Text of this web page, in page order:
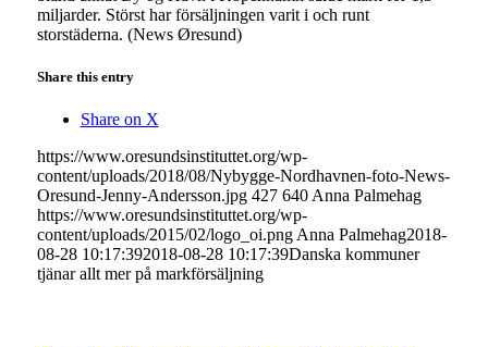
miljarder. Störst har försäljningen varit i och runt
storstäderna. (News Øresund)
Share this entry
Share on X
https://www.oresundsinstituttet.org/wp-
content/uploads/2018/08/Nybygge-Nordhavnen-foto-News-
Oresund-Jenny-Andersson.jpg 427 640 Anna Palmehag
https://www.oresundsinstituttet.org/wp-
content/uploads/2015/02/logo_oi.png Anna Palmehag2018-
08-28 10:17:392018-08-28 10:17:39Danska kommuner
tjänar allt mer på markförsäljning